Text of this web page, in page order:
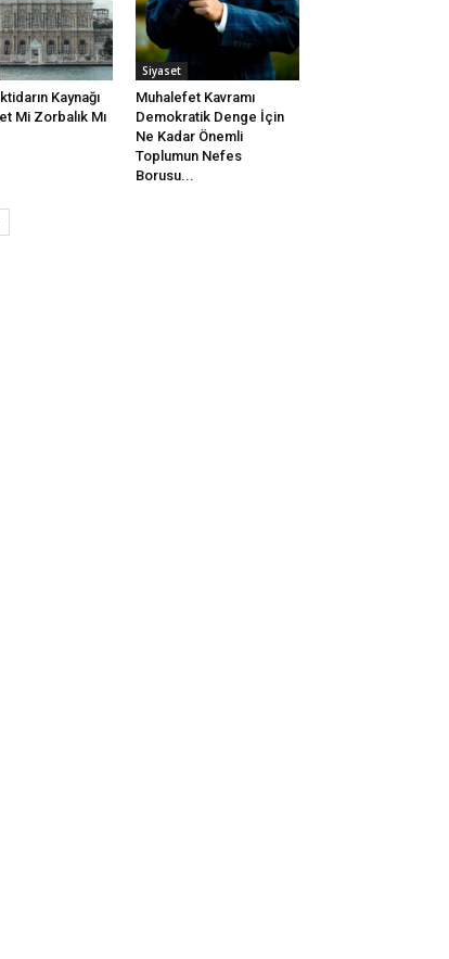
Kaynağı
Mi Zorbalık Mı
Siyaset
Muhalefet Kavramı
Demokratik Denge İçin
Ne Kadar Önemli
Toplumun Nefes
Borusu...